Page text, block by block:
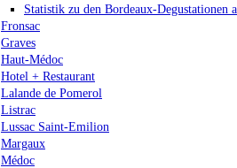
Statistik zu den Bordeaux-Degustationen
Fronsac
Graves
Haut-Médoc
Hotel + Restaurant
Lalande de Pomerol
Listrac
Lussac Saint-Emilion
Margaux
Médoc